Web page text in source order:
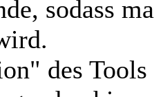
sodass
des